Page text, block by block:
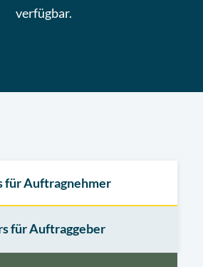
verfügbar.
für Auftragnehmer
für Auftraggeber